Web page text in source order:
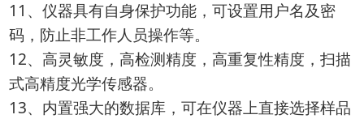
11、仪器具有自身保护功能，可设置用户名及密
码，防止非工作人员操作等。
12、高灵敏度，高检测精度，高重复性精度，扫描
式高精度光学传感器。
13、内置强大的数据库，可在仪器上直接选择样品